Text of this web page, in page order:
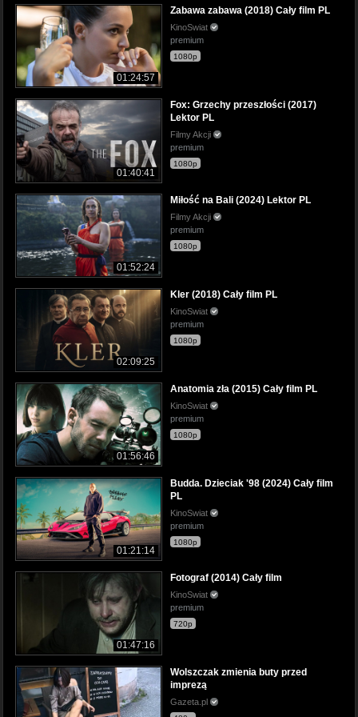
01:24:57
Zabawa zabawa (2018) Cały film PL
KinoSwiat
premium
1080p
01:40:41
Fox: Grzechy przeszłości (2017)
Lektor PL
Filmy Akcji
premium
1080p
01:52:24
Miłość na Bali (2024) Lektor PL
Filmy Akcji
premium
1080p
02:09:25
Kler (2018) Cały film PL
KinoSwiat
premium
1080p
01:56:46
Anatomia zła (2015) Cały film PL
KinoSwiat
premium
1080p
01:21:14
Budda. Dzieciak '98 (2024) Cały film
PL
KinoSwiat
premium
1080p
01:47:16
Fotograf (2014) Cały film
KinoSwiat
premium
720p
Wolszczak zmienia buty przed
imprezą
Gazeta.pl